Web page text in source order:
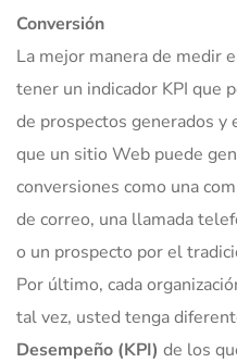
Conversión
La mejor manera de medir
tener un indicador KPI que
de prospectos generados y
que un sitio Web puede
conversiones como una
de correo, una llamada
o un prospecto por el
Por último, cada
tal vez, usted tenga
Desempeño (KPI) de los